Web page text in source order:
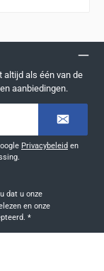
altijd als één van de
aanbiedingen.
Privacybeleid en
Door doorgaan te selecteren, bevestigt u dat u onze
*